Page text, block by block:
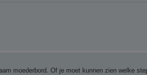
moederbord. Of je moet kunnen zien welke